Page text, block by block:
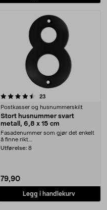
23
Postkasser og husnummerskilt
Stort husnummer svart
metall, 6,8 x 15 cm
Fasadenummer som gjør det enkelt
å finne rikt....
Utførelse: 8
79,90
Legg i handlekurv